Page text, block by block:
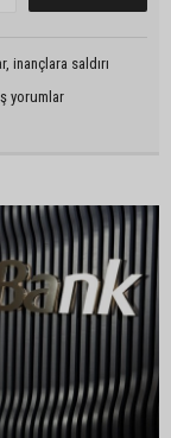
inançlara saldırı
yorumlar